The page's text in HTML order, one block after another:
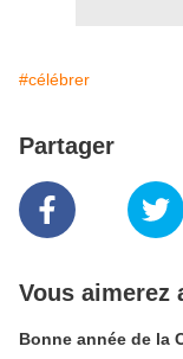
#célébrer
Partager
Vous aimerez
Bonne année de la